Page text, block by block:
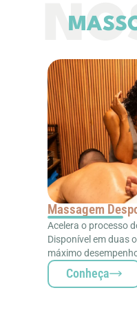
Massagem
Acelera o processo
Disponível em duas
máximo
Conheça